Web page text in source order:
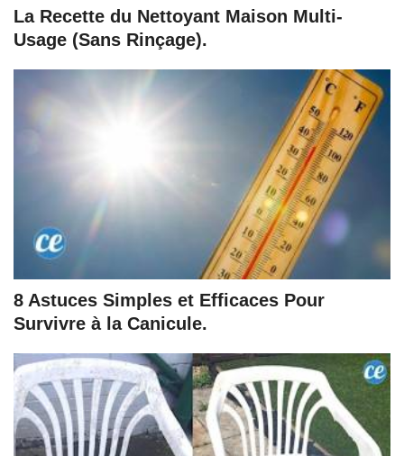
La Recette du Nettoyant Maison Multi-
Usage (Sans Rinçage).
8 Astuces Simples et Efficaces Pour
Survivre à la Canicule.